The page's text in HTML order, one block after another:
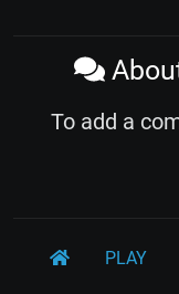
To add a
PLAY